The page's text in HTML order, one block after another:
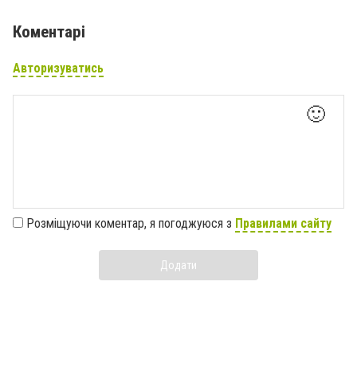
Коментарі
Авторизуватись
🙂
Розміщуючи коментар, я погоджуюся з Правилами сайту
Додати